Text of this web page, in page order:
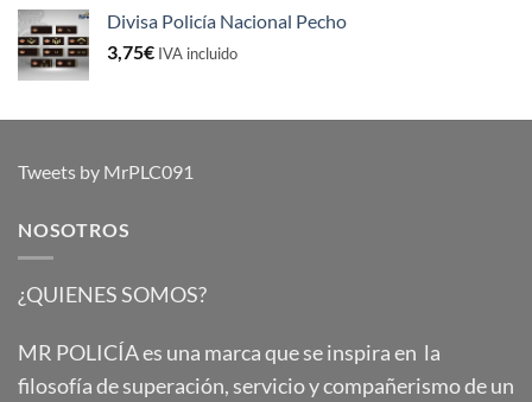
Divisa Policía Nacional Pecho
3,75€ IVA incluido
Tweets by MrPLC091
NOSOTROS
¿QUIENES SOMOS?
MR POLICÍA es una marca que se inspira en la
filosofía de superación, servicio y compañerismo de un